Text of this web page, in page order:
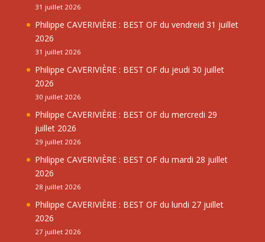
31 juillet 2026
Philippe CAVERIVIÈRE : BEST OF du vendreid 31 juillet
2026
31 juillet 2026
Philippe CAVERIVIÈRE : BEST OF du jeudi 30 juillet
2026
30 juillet 2026
Philippe CAVERIVIÈRE : BEST OF du mercredi 29
juillet 2026
29 juillet 2026
Philippe CAVERIVIÈRE : BEST OF du mardi 28 juillet
2026
28 juillet 2026
Philippe CAVERIVIÈRE : BEST OF du lundi 27 juillet
2026
27 juillet 2026